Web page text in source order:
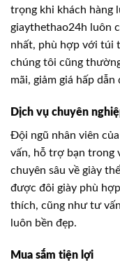
trọng khi khách hàng
giaythethao24h luôn
nhất, phù hợp với túi
chúng tôi cũng
mãi, giảm giá hấp
Dịch vụ chuyên
Đội ngũ nhân viên
vấn, hỗ trợ bạn trong
chuyên sâu về giày
được đôi giày phù
thích, cũng như tư
luôn bền đẹp.
Mua sắm tiện lợi